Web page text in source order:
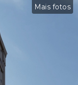
Mais fotos